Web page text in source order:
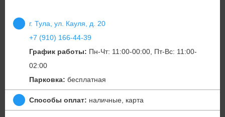
г. Тула, ул. Кауля, д. 20
+7 (910) 166-44-39
График работы: Пн-Чт: 11:00-00:00, Пт-Вс: 11:00-
02:00
Парковка: бесплатная
Способы оплат: наличные, карта